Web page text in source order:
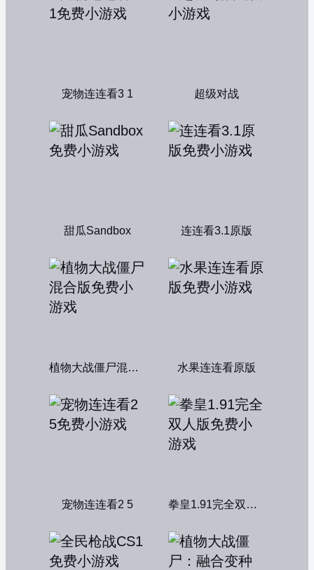
宠物连连看3 1 超级对战
甜瓜Sandbox 连连看3.1原版
植物大战僵尸混合版 水果连连看原版
宠物连连看2 5 拳皇1.91完全双人版